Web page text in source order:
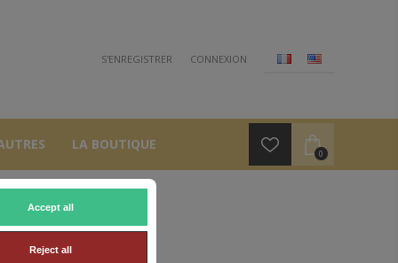
Accept all
Reject all
S'ENREGISTRER CONNEXION
LA BOUTIQUE
0